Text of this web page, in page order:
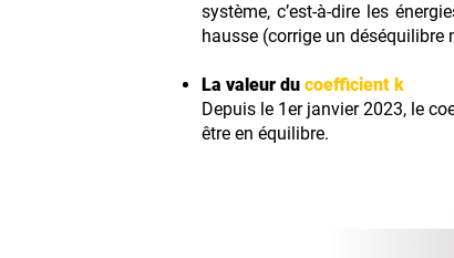
système, c’est-à-dire les
hausse (corrige un
La valeur du coefficient k
Depuis le 1er janvier 2023, le
être en équilibre.